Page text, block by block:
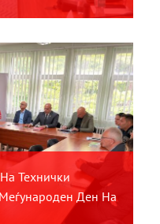
Технички
Ден На